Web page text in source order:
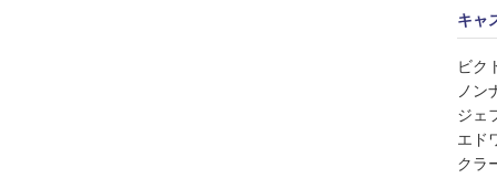
キャ
ビク
ノン
ジェ
エド
クラ